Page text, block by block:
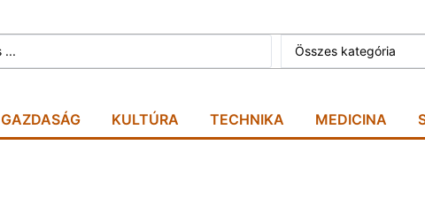
Összes kategória
GAZDASÁG KULTÚRA TECHNIKA MEDICINA